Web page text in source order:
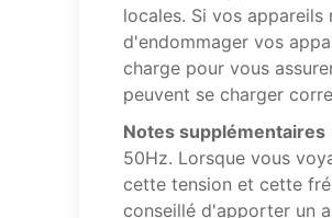
locales. Si vos
d'endommager vos
charge pour vous
peuvent se charger
Notes supplémentaires
50Hz. Lorsque vous
cette tension et cette
conseillé d'apporter un